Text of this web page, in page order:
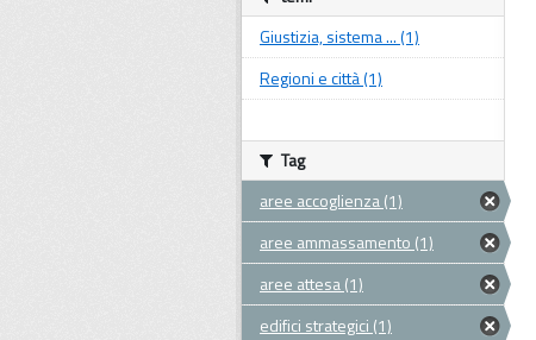
Giustizia, sistema ... (1)
Regioni e città (1)
Tag
aree accoglienza (1)
aree ammassamento (1)
aree attesa (1)
edifici strategici (1)